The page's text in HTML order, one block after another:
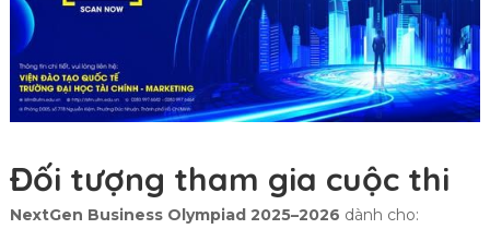
Đối tượng tham gia cuộc thi
NextGen Business Olympiad 2025–2026 dành cho: